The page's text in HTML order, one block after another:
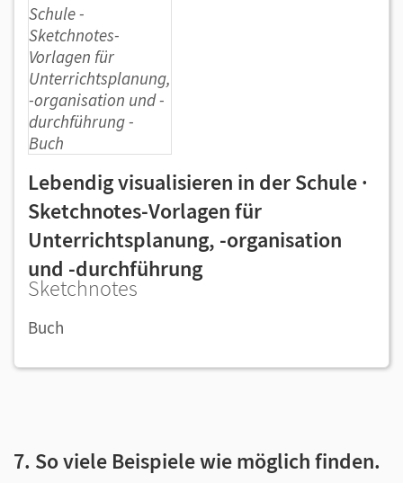
Lebendig visualisieren in der Schule ·
Sketchnotes-Vorlagen für
Unterrichtsplanung, -organisation
und -durchführung
Sketchnotes
Buch
7. So viele Beispiele wie möglich finden.